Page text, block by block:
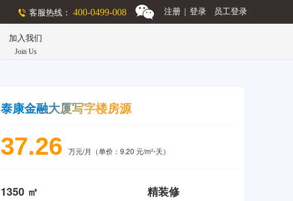
客服热线： 400-0499-008 注册 登录 员工登录
加入我们
Join Us
泰康金融大厦写字楼房源
37.26 万元/月（单价：9.20 元/m²⋅天）
1350 ㎡ 精装修